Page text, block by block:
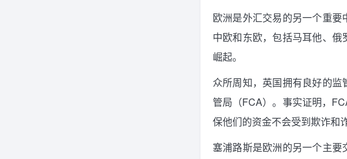
欧洲是外汇交易的另一个重要
中欧和东欧，包括马耳他、
崛起。
众所周知，英国拥有良好的
管局（FCA）。事实证明，
保他们的资金不会受到欺诈和
塞浦路斯是欧洲的另一个主